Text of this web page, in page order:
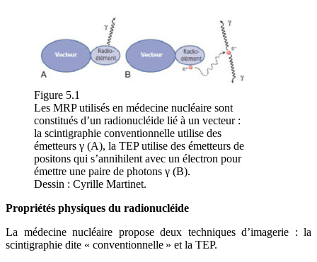
Figure 5.1
Les MRP utilisés en médecine nucléaire sont
constitués d’un radionucléide lié à un vecteur :
la scintigraphie conventionnelle utilise des
émetteurs γ (A), la TEP utilise des émetteurs de
positons qui s’annihilent avec un électron pour
émettre une paire de photons γ (B).
Dessin : Cyrille Martinet.
Propriétés physiques du radionucléide
La médecine nucléaire propose deux techniques d’imagerie : la
scintigraphie dite « conventionnelle » et la TEP.